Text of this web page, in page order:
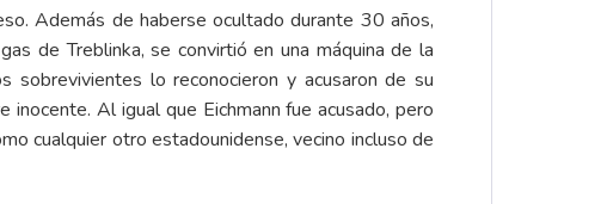
Además de haberse ocultado durante 30 años,
de Treblinka, se convirtió en una máquina de la
lo reconocieron y acusaron de su
Al igual que Eichmann fue acusado, pero
cualquier otro estadounidense, vecino incluso de